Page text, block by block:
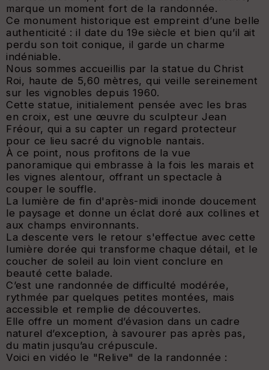
marque un moment fort de la randonnée.
Ce monument historique est empreint d’une belle
authenticité : il date du 19e siècle et bien qu’il ait
perdu son toit conique, il garde un charme
indéniable.
Nous sommes accueillis par la statue du Christ
Roi, haute de 5,60 mètres, qui veille sereinement
sur les vignobles depuis 1960.
Cette statue, initialement pensée avec les bras
en croix, est une œuvre du sculpteur Jean
Fréour, qui a su capter un regard protecteur
pour ce lieu sacré du vignoble nantais.
À ce point, nous profitons de la vue
panoramique qui embrasse à la fois les marais et
les vignes alentour, offrant un spectacle à
couper le souffle.
La lumière de fin d'après-midi inonde doucement
le paysage et donne un éclat doré aux collines et
aux champs environnants.
La descente vers le retour s'effectue avec cette
lumière dorée qui transforme chaque détail, et le
coucher de soleil au loin vient conclure en
beauté cette balade.
C’est une randonnée de difficulté modérée,
rythmée par quelques petites montées, mais
accessible et remplie de découvertes.
Elle offre un moment d’évasion dans un cadre
naturel d’exception, à savourer pas après pas,
du matin jusqu’au crépuscule.
Voici en vidéo le "Relive" de la randonnée :